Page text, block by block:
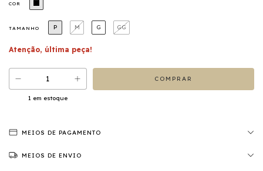
COR
TAMANHO P M G GG
Atenção, última peça!
1 em estoque
MEIOS DE PAGAMENTO
MEIOS DE ENVIO